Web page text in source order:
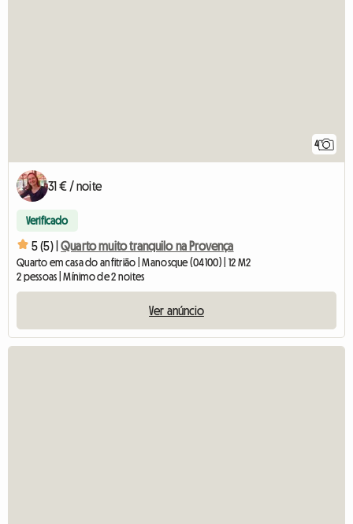
4
31 € / noite
Verificado
5 (5) | Quarto muito tranquilo na Provença
Quarto em casa do anfitrião | Manosque (04100) | 12 M2
2 pessoas | Mínimo de 2 noites
Ver anúncio